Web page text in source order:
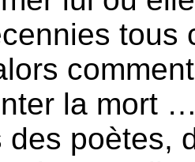
tous
la mort
poètes,